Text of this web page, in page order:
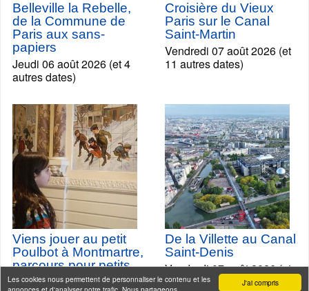
J'ai compris
Les cookies nous permettent de personnaliser le contenu et les
Belleville la Rebelle,
de la Commune de
Paris aux sans-
papiers
Jeudi 06 août 2026 (et 4
autres dates)
Croisière du Vieux
Paris sur le Canal
Saint-Martin
Vendredi 07 août 2026 (et
11 autres dates)
Viens jouer au petit
Poulbot à Montmartre,
parcours pour petits
et grands enfants
De la Villette au Canal
Saint-Denis
Vendredi 07 août 2026 (et
3 autres dates)